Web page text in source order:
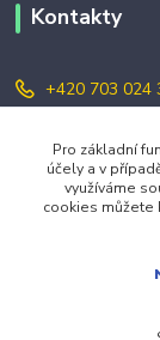
Kontakty
+420 703 024
Pro základní
účely a v
využíváme
cookies můžete